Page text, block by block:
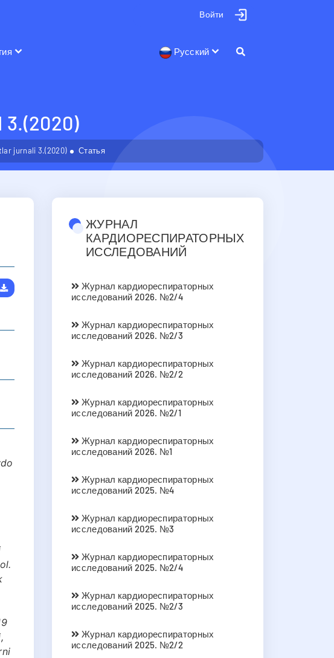
Войти
Русский
3.(2020)
jurnali 3.(2020) Статья
ЖУРНАЛ
КАРДИОРЕСПИРАТОРНЫХ
ИССЛЕДОВАНИЙ
Журнал кардиореспираторных
исследований 2026. №2/4
Журнал кардиореспираторных
исследований 2026. №2/3
Журнал кардиореспираторных
исследований 2026. №2/2
Журнал кардиореспираторных
исследований 2026. №2/1
Журнал кардиореспираторных
исследований 2026. №1
Журнал кардиореспираторных
исследований 2025. №4
Журнал кардиореспираторных
исследований 2025. №3
Журнал кардиореспираторных
исследований 2025. №2/4
Журнал кардиореспираторных
исследований 2025. №2/3
Журнал кардиореспираторных
исследований 2025. №2/2